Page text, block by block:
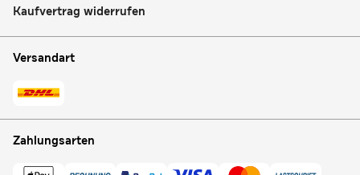
Kaufvertrag widerrufen
Versandart
Zahlungsarten